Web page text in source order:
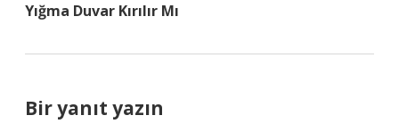
Yığma Duvar Kırılır Mı
Bir yanıt yazın